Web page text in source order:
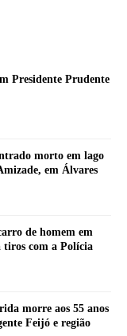
Presidente Prudente
morto em lago
em Álvares
de homem em
com a Polícia
morre aos 55 anos
Feijó e região